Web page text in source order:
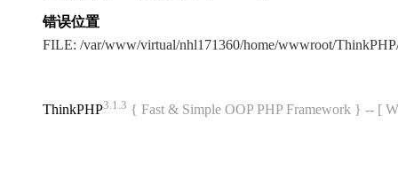
错误位置
FILE: /var/www/virtual/nhl171360/home/wwwroot/
ThinkPHP3.1.3 { Fast & Simple OOP PHP Framework } -- [